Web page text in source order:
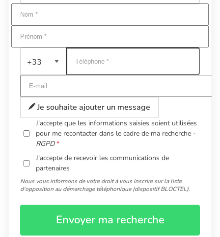
+33
Je souhaite ajouter un message
J'accepte que les informations saisies soient utilisées
pour me recontacter dans le cadre de ma recherche -
RGPD
J'accepte de recevoir les communications de
partenaires
Nous vous informons de votre droit à vous inscrire sur la liste
d'opposition au démarchage téléphonique (dispositif BLOCTEL).
Envoyer ma recherche